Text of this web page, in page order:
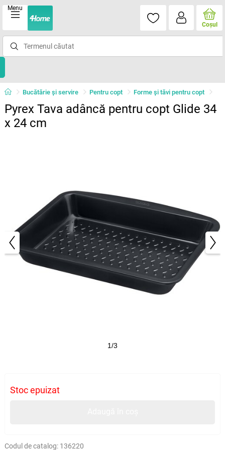
Menu
Coşul
Bucătărie și servire Pentru copt Forme şi tăvi pentru copt
Pyrex Tava adâncă pentru copt Glide 34
x 24 cm
1/3
Stoc epuizat
Codul de catalog: 136220